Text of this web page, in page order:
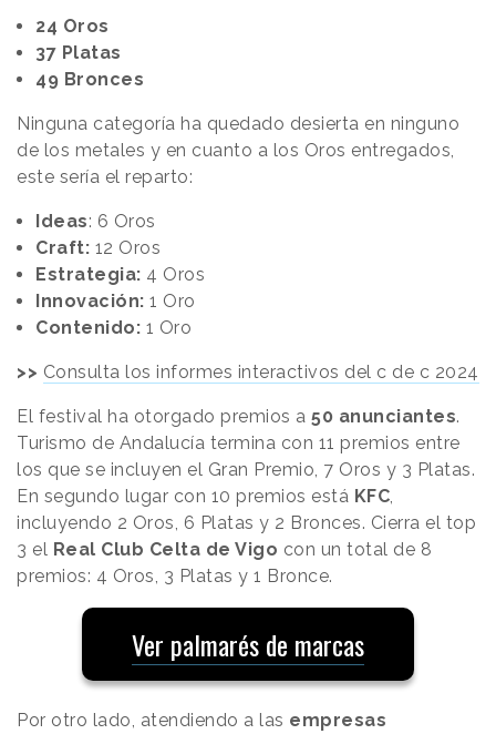
24 Oros
37 Platas
49 Bronces
Ninguna categoría ha quedado desierta en ninguno
de los metales y en cuanto a los Oros entregados,
este sería el reparto:
Ideas: 6 Oros
Craft: 12 Oros
Estrategia: 4 Oros
Innovación: 1 Oro
Contenido: 1 Oro
>> Consulta los informes interactivos del c de c 2024
El festival ha otorgado premios a 50 anunciantes.
Turismo de Andalucía termina con 11 premios entre
los que se incluyen el Gran Premio, 7 Oros y 3 Platas.
En segundo lugar con 10 premios está KFC,
incluyendo 2 Oros, 6 Platas y 2 Bronces. Cierra el top
3 el Real Club Celta de Vigo con un total de 8
premios: 4 Oros, 3 Platas y 1 Bronce.
Ver palmarés de marcas
Por otro lado, atendiendo a las empresas